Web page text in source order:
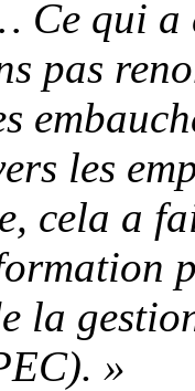
Ce qui a
pas
les
cela a
la
»